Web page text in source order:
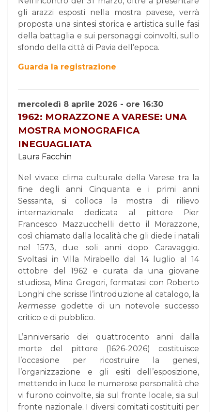
gli arazzi esposti nella mostra pavese, verrà
proposta una sintesi storica e artistica sulle fasi
della battaglia e sui personaggi coinvolti, sullo
sfondo della città di Pavia dell’epoca.
Guarda la registrazione
mercoledì 8 aprile 2026 - ore 16:30
1962: MORAZZONE A VARESE: UNA
MOSTRA MONOGRAFICA
INEGUAGLIATA
Laura Facchin
Nel vivace clima culturale della Varese tra la
fine degli anni Cinquanta e i primi anni
Sessanta, si colloca la mostra di rilievo
internazionale dedicata al pittore Pier
Francesco Mazzucchelli detto il Morazzone,
così chiamato dalla località che gli diede i natali
nel 1573, due soli anni dopo Caravaggio.
Svoltasi in Villa Mirabello dal 14 luglio al 14
ottobre del 1962 e curata da una giovane
studiosa, Mina Gregori, formatasi con Roberto
Longhi che scrisse l’introduzione al catalogo, la
kermesse godette di un notevole successo
critico e di pubblico.
L’anniversario dei quattrocento anni dalla
morte del pittore (1626-2026) costituisce
l’occasione per ricostruire la genesi,
l’organizzazione e gli esiti dell’esposizione,
mettendo in luce le numerose personalità che
vi furono coinvolte, sia sul fronte locale, sia sul
fronte nazionale. I diversi comitati costituiti per